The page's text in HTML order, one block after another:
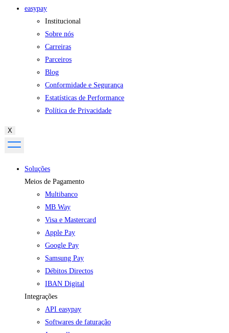
easypay
Institucional
Sobre nós
Carreiras
Parceiros
Blog
Conformidade e Segurança
Estatísticas de Performance
Política de Privacidade
X
Soluções
Meios de Pagamento
Multibanco
MB Way
Visa e Mastercard
Apple Pay
Google Pay
Samsung Pay
Débitos Directos
IBAN Digital
Integrações
API easypay
Softwares de faturação